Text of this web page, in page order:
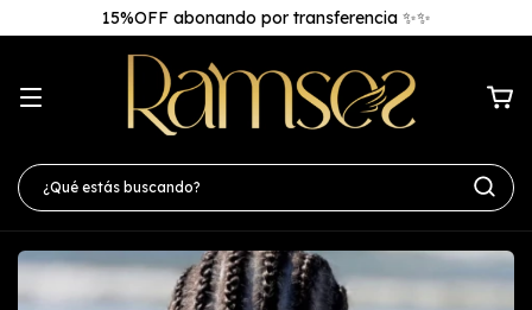
15%OFF abonando por transferencia ✨✨